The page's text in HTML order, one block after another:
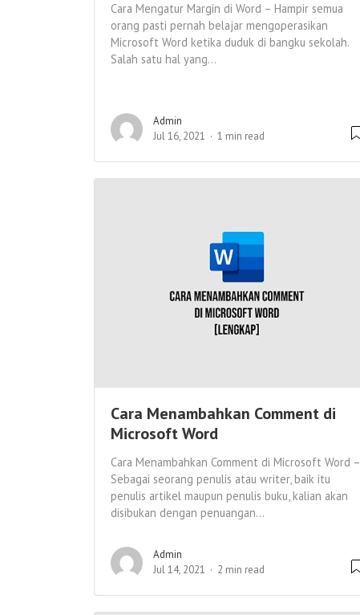
Cara Mengatur Margin di Word – Hampir semua
orang pasti pernah belajar mengoperasikan
Microsoft Word ketika duduk di bangku sekolah.
Salah satu hal yang...
Admin
Jul 16, 2021
1 min read
Cara Menambahkan Comment di
Microsoft Word
Cara Menambahkan Comment di Microsoft Word –
Sebagai seorang penulis atau writer, baik itu
penulis artikel maupun penulis buku, kalian akan
disibukan dengan penuangan...
Admin
Jul 14, 2021
2 min read